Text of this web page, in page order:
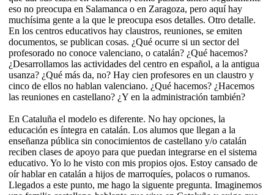
eso no preocupa en Salamanca o en Zaragoza, pero aquí hay
muchísima gente a la que le preocupa esos detalles. Otro detalle.
En los centros educativos hay claustros, reuniones, se emiten
documentos, se publican cosas. ¿Qué ocurre si un sector del
profesorado no conoce valenciano, o catalán? ¿Qué hacemos?
¿Desarrollamos las actividades del centro en español, a la antigua
usanza? ¿Qué más da, no? Hay cien profesores en un claustro y
cinco de ellos no hablan valenciano. ¿Qué hacemos? ¿Hacemos
las reuniones en castellano? ¿Y en la administración también?
En Cataluña el modelo es diferente. No hay opciones, la
educación es íntegra en catalán. Los alumos que llegan a la
enseñanza pública sin conocimientos de castellano y/o catalán
reciben clases de apoyo para que puedan integrarse en el sistema
educativo. Yo lo he visto con mis propios ojos. Estoy cansado de
oír hablar en catalán a hijos de marroquíes, polacos o rumanos.
Llegados a este punto, me hago la siguente pregunta. Imaginemos